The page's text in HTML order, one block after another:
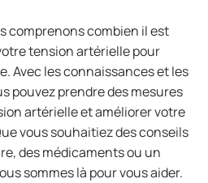
comprenons combien il est
tension artérielle pour
Avec les connaissances et les
pouvez prendre des mesures
artérielle et améliorer votre
vous souhaitiez des conseils
des médicaments ou un
sommes là pour vous aider.